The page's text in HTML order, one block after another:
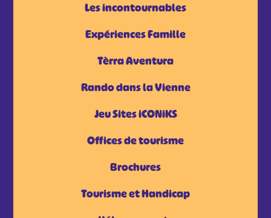
Les incontournables
Expériences Famille
Tèrra Aventura
Rando dans la Vienne
Jeu Sites iCONiKS
Offices de tourisme
Brochures
Tourisme et Handicap